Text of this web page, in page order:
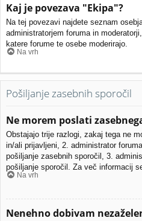
Kaj je povezava "Ekipa"?
Na tej povezavi najdete seznam
administratorjem foruma in
katere forume te osebe moderirajo.
Na vrh
Pošiljanje zasebnih sporočil
Ne morem poslati
Obstajajo trije razlogi, zakaj tega ne
in/ali prijavljeni, 2. administrator
pošiljanje zasebnih sporočil, 3.
pošiljanje sporočil. Za več informacij
Na vrh
Nenehno dobivam